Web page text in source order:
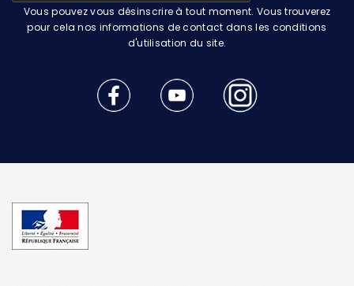
Vous pouvez vous désinscrire à tout moment. Vous trouverez
pour cela nos informations de contact dans les conditions
d'utilisation du site.